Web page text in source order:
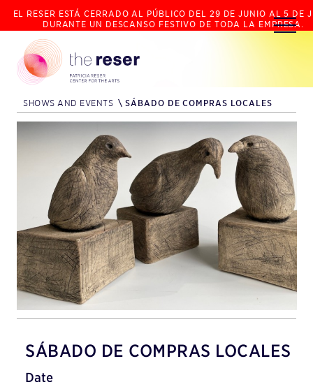
EL RESER ESTÁ CERRADO AL PÚBLICO DEL 29 DE JUNIO AL 5 DE
DURANTE UN DESCANSO FESTIVO DE TODA LA EMPRESA.
SHOWS AND EVENTS \ SÁBADO DE COMPRAS LOCALES
SÁBADO DE COMPRAS LOCALES
Date